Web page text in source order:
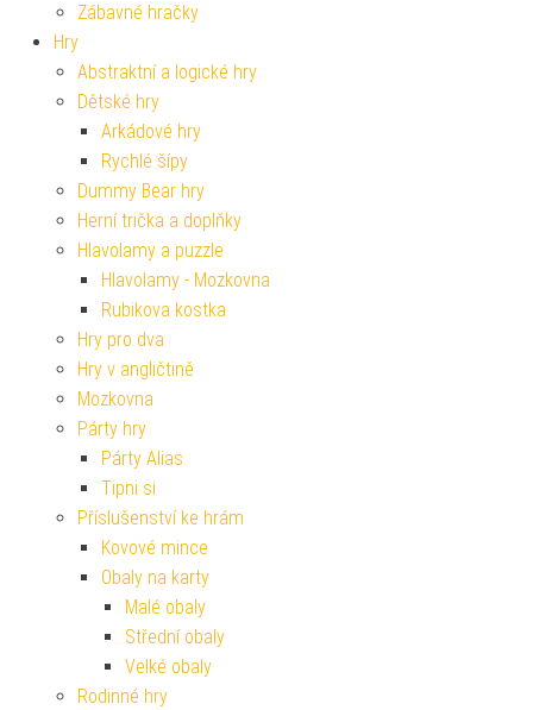
Zábavné hračky
Hry
Abstraktní a logické hry
Dětské hry
Arkádové hry
Rychlé šípy
Dummy Bear hry
Herní trička a doplňky
Hlavolamy a puzzle
Hlavolamy - Mozkovna
Rubikova kostka
Hry pro dva
Hry v angličtině
Mozkovna
Párty hry
Párty Alias
Tipni si
Příslušenství ke hrám
Kovové mince
Obaly na karty
Malé obaly
Střední obaly
Velké obaly
Rodinné hry